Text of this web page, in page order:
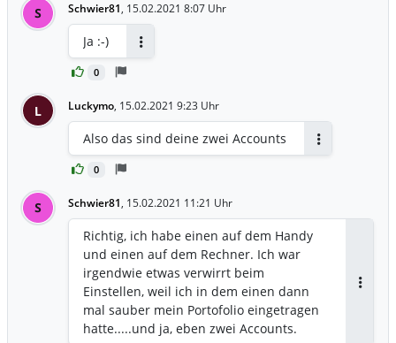
S Schwier81, 15.02.2021 8:07 Uhr
0
Ja :-)
L Luckymo, 15.02.2021 9:23 Uhr
0
Also das sind deine zwei Accounts
S Schwier81, 15.02.2021 11:21 Uhr
Richtig, ich habe einen auf dem Handy
und einen auf dem Rechner. Ich war
irgendwie etwas verwirrt beim
Einstellen, weil ich in dem einen dann
mal sauber mein Portofolio eingetragen
hatte.....und ja, eben zwei Accounts.